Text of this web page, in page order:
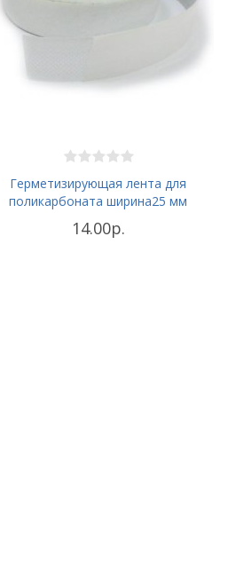
Герметизирующая лента для
поликарбоната ширина25 мм
14.00р.